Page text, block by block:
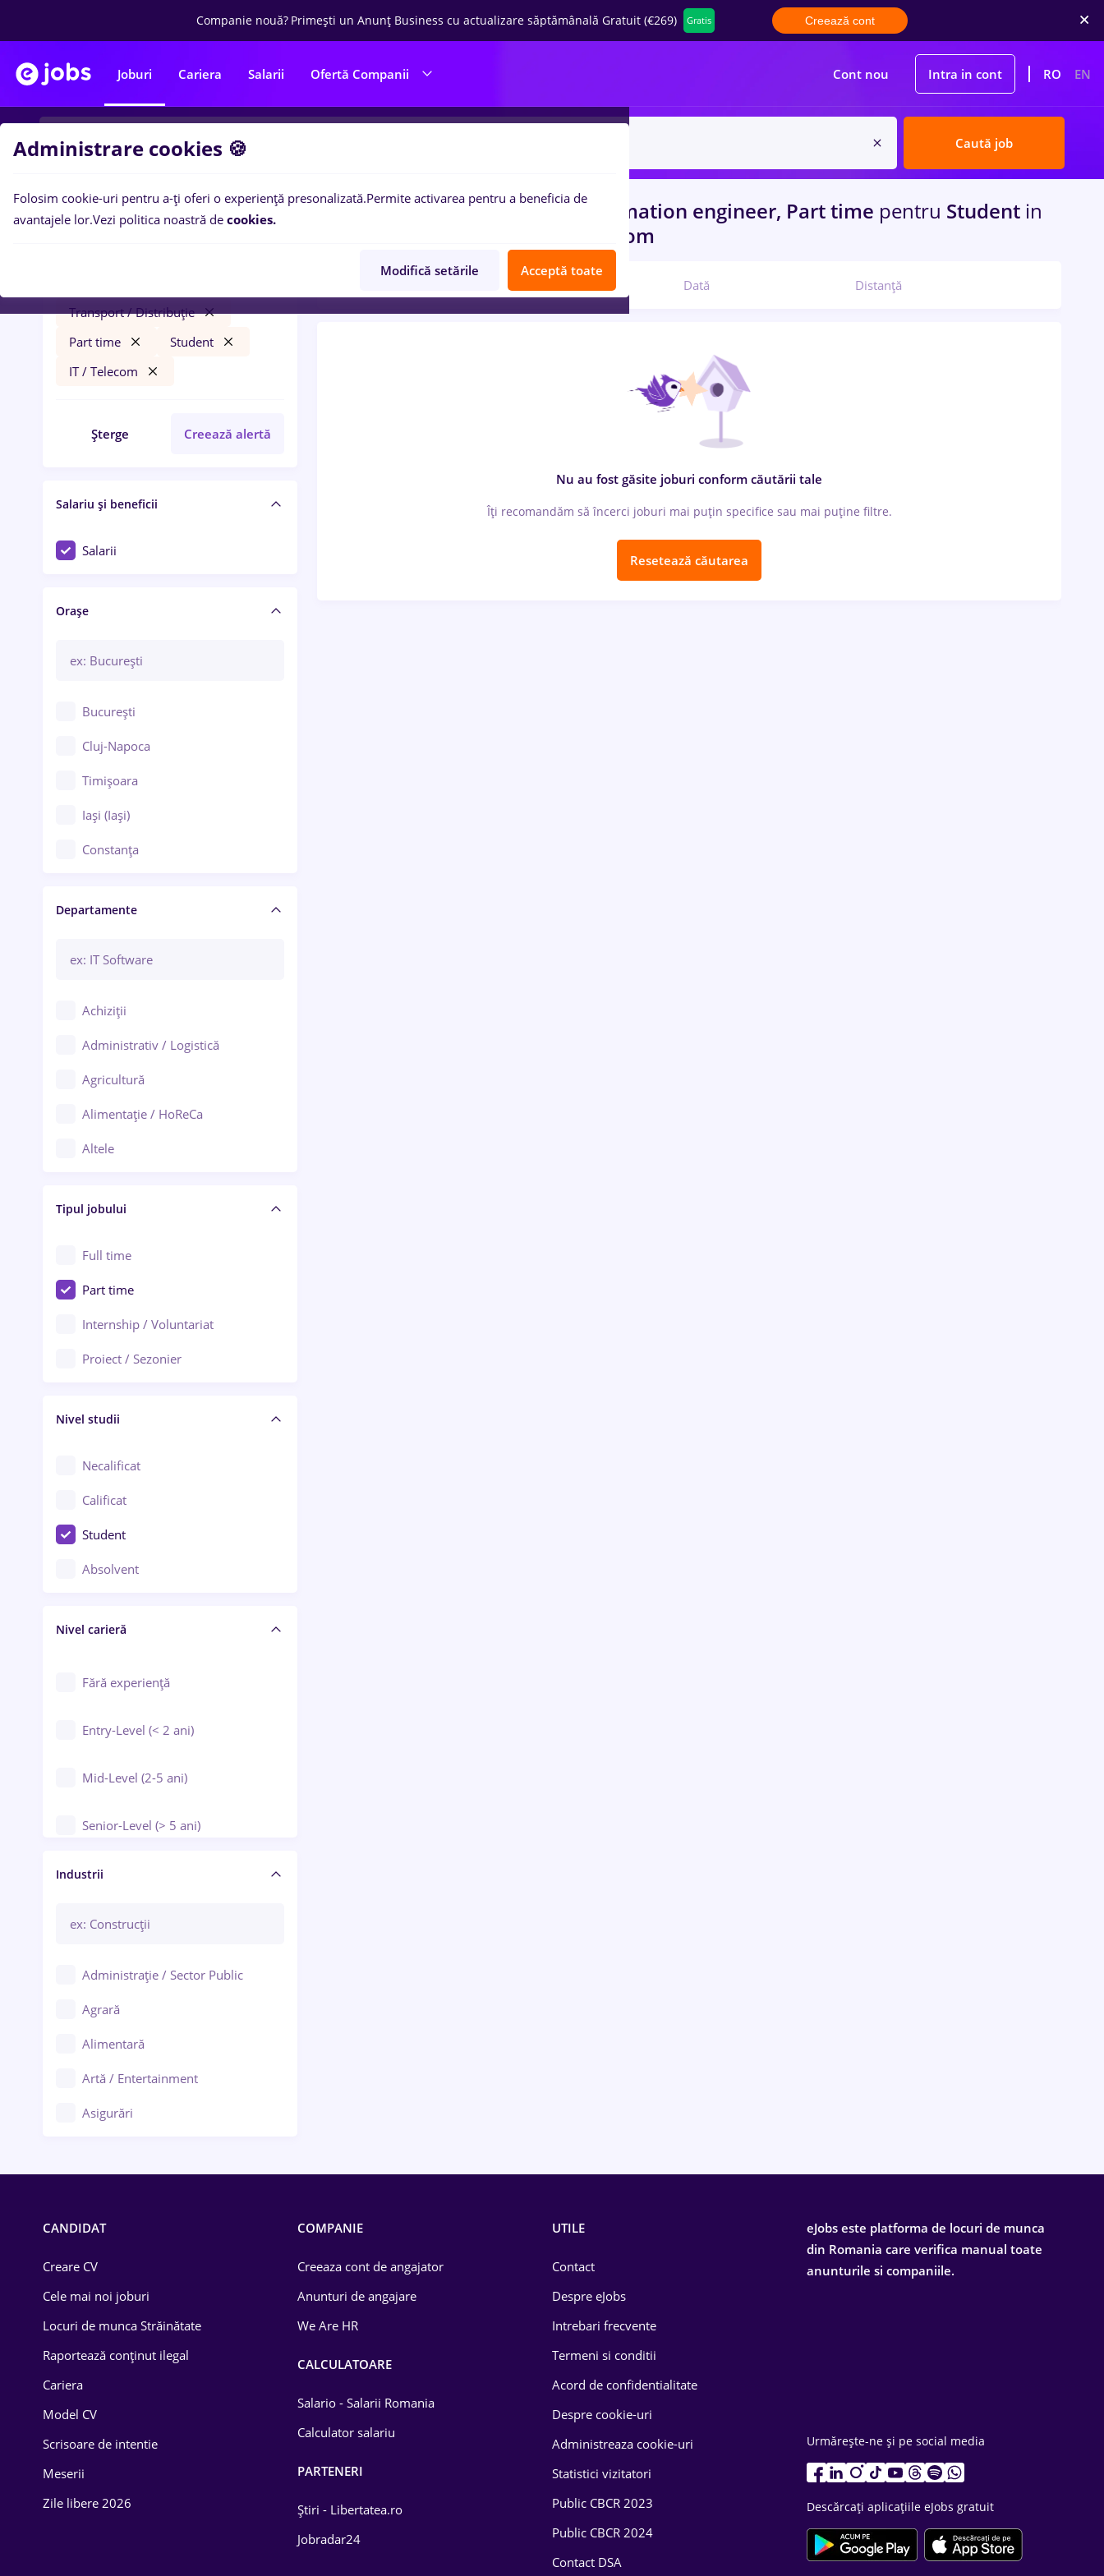
Companie nouă? Primești un Anunț Business cu actualizare săptămânală Gratuit (€269) Gratis Creează cont
Joburi Cariera Salarii Ofertă Companii Cont nou Intra in cont RO EN
Caută job
Filtre
Transport / Distribuție
Part time
Student
IT / Telecom
Șterge Creează alertă
Salariu și beneficii
Salarii
Orașe
București
Cluj-Napoca
Timișoara
Iași (Iași)
Constanța
Brașov
Bacău
Galați (Galați)
Ploiești
Arad
Baia Mare
Bârlad
Bistrița (Bistrița-Năsăud)
Departamente
Achiziții
Administrativ / Logistică
Agricultură
Alimentație / HoReCa
Altele
Asigurări
Au pair / Babysitter / Curățenie
Audit / Consultanță
Auto / Echipamente
Automatizări
Cercetare - dezvoltare
Chimie / Biochimie
Confecții / Design vestimentar
Construcții / Instalații
Controlul calității
Educație / Training / Arte
Tipul jobului
Full time
Part time
Internship / Voluntariat
Proiect / Sezonier
Nivel studii
Necalificat
Calificat
Student
Absolvent
Nivel carieră
Fără experiență
Entry-Level (< 2 ani)
Mid-Level (2-5 ani)
Senior-Level (> 5 ani)
Manager / Executiv
Industrii
Administrație / Sector Public
Agrară
Alimentară
Artă / Entertainment
Asigurări
Drept
Educație / Training
Energetică
Farma
0locuri de muncacu salarii automation engineer, Part time pentru Student in
Transport / Distributie, IT / Telecom
Relevanță Dată Distanță
Nu au fost găsite joburi conform căutării tale
Îți recomandăm să încerci joburi mai puțin specifice sau mai puține filtre.
Resetează căutarea
CANDIDAT
Creare CV
Cele mai noi joburi
Locuri de munca Străinătate
Raportează conținut ilegal
Cariera
Model CV
Scrisoare de intentie
Meserii
Zile libere 2026
COMPANIE
Creeaza cont de angajator
Anunturi de angajare
We Are HR
CALCULATOARE
Salario - Salarii Romania
Calculator salariu
PARTENERI
Știri - Libertatea.ro
Jobradar24
UTILE
Contact
Despre eJobs
Intrebari frecvente
Termeni si conditii
Acord de confidentialitate
Despre cookie-uri
Administreaza cookie-uri
Statistici vizitatori
Public CBCR 2023
Public CBCR 2024
Contact DSA
eJobs este platforma de locuri de munca
din Romania care verifica manual toate
anunturile si companiile.
Urmărește-ne și pe social media
Descărcați aplicațiile eJobs gratuit
Administrare cookies 🍪
Folosim cookie-uri pentru a-ți oferi o experiență presonalizată.Permite activarea pentru a beneficia de
avantajele lor.Vezi politica noastră de cookies.
Modifică setările Acceptă toate